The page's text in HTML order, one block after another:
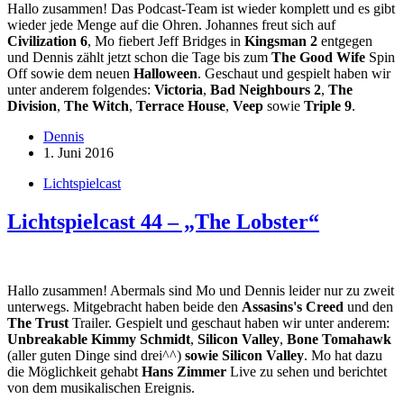
Hallo zusammen! Das Podcast-Team ist wieder komplett und es gibt
wieder jede Menge auf die Ohren. Johannes freut sich auf
Civilization 6, Mo fiebert Jeff Bridges in Kingsman 2 entgegen
und Dennis zählt jetzt schon die Tage bis zum The Good Wife Spin
Off sowie dem neuen Halloween. Geschaut und gespielt haben wir
unter anderem folgendes: Victoria, Bad Neighbours 2, The
Division, The Witch, Terrace House, Veep sowie Triple 9.
Dennis
1. Juni 2016
Lichtspielcast
Lichtspielcast 44 – „The Lobster“
Hallo zusammen! Abermals sind Mo und Dennis leider nur zu zweit
unterwegs. Mitgebracht haben beide den Assasins's Creed und den
The Trust Trailer. Gespielt und geschaut haben wir unter anderem:
Unbreakable Kimmy Schmidt, Silicon Valley, Bone Tomahawk
(aller guten Dinge sind drei^^) sowie Silicon Valley. Mo hat dazu
die Möglichkeit gehabt Hans Zimmer Live zu sehen und berichtet
von dem musikalischen Ereignis.